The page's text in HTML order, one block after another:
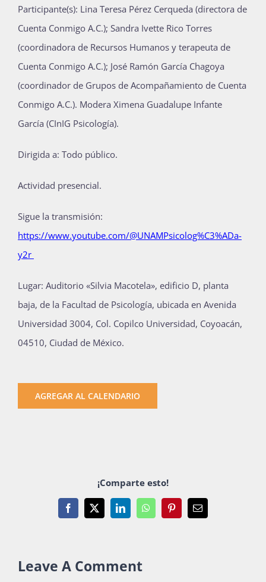
Participante(s): Lina Teresa Pérez Cerqueda (directora de
Cuenta Conmigo A.C.); Sandra Ivette Rico Torres
(coordinadora de Recursos Humanos y terapeuta de
Cuenta Conmigo A.C.); José Ramón García Chagoya
(coordinador de Grupos de Acompañamiento de Cuenta
Conmigo A.C.). Modera Ximena Guadalupe Infante
García (CInIG Psicología).
Dirigida a: Todo público.
Actividad presencial.
Sigue la transmisión:
https://www.youtube.com/@UNAMPsicolog%C3%ADa-
y2r
Lugar: Auditorio «Silvia Macotela», edificio D, planta
baja, de la Facultad de Psicología, ubicada en Avenida
Universidad 3004, Col. Copilco Universidad, Coyoacán,
04510, Ciudad de México.
AGREGAR AL CALENDARIO
¡Comparte esto!
Facebook
X LinkedInWhatsAppPinterestEmail
Leave A Comment